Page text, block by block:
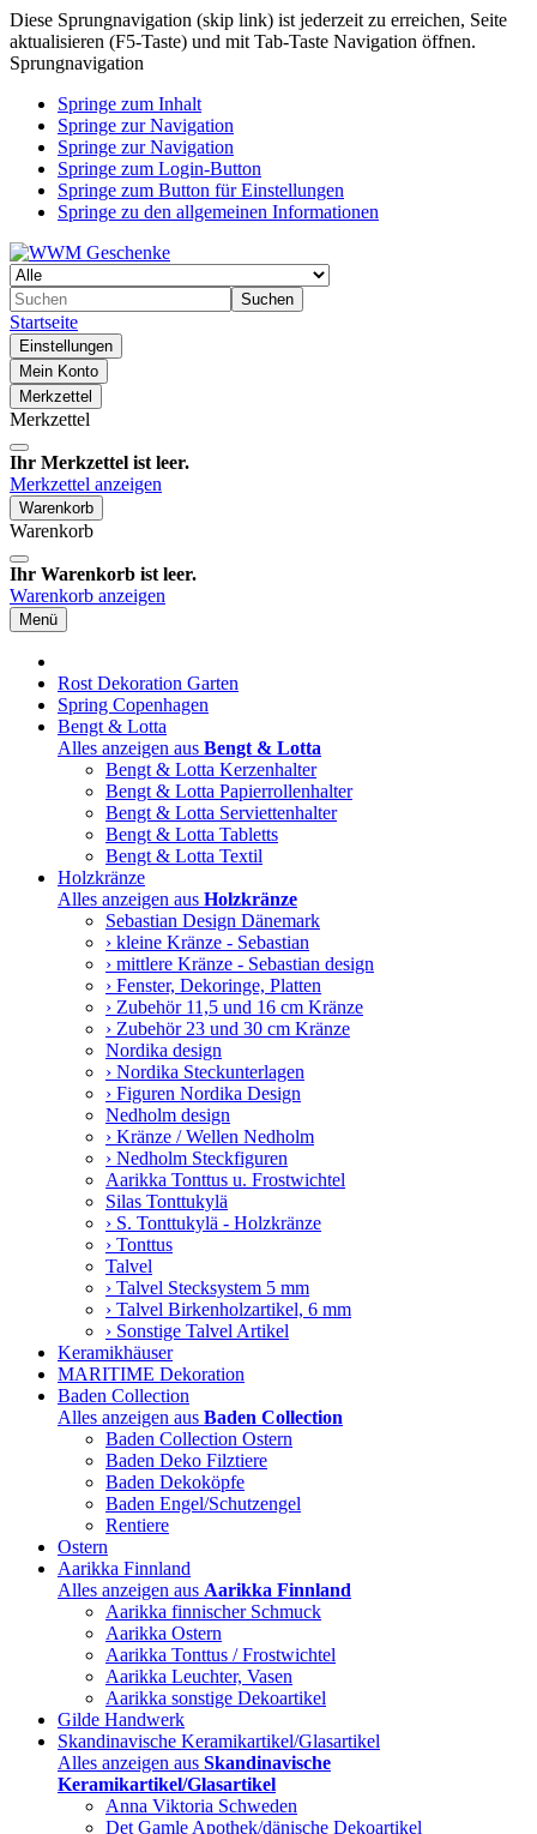
Diese Sprungnavigation (skip link) ist jederzeit zu erreichen, Seite
aktualisieren (F5-Taste) und mit Tab-Taste Navigation öffnen.
Sprungnavigation
Springe zum Inhalt
Springe zur Navigation
Springe zur Navigation
Springe zum Login-Button
Springe zum Button für Einstellungen
Springe zu den allgemeinen Informationen
Suchen
Startseite
Einstellungen
Mein Konto
Merkzettel
Merkzettel
Ihr Merkzettel ist leer.
Merkzettel anzeigen
Warenkorb
Warenkorb
Ihr Warenkorb ist leer.
Warenkorb anzeigen
Menü
Rost Dekoration Garten
Spring Copenhagen
Bengt & Lotta
Alles anzeigen aus Bengt & Lotta
Bengt & Lotta Kerzenhalter
Bengt & Lotta Papierrollenhalter
Bengt & Lotta Serviettenhalter
Bengt & Lotta Tabletts
Bengt & Lotta Textil
Holzkränze
Alles anzeigen aus Holzkränze
Sebastian Design Dänemark
› kleine Kränze - Sebastian
› mittlere Kränze - Sebastian design
› Fenster, Dekoringe, Platten
› Zubehör 11,5 und 16 cm Kränze
› Zubehör 23 und 30 cm Kränze
Nordika design
› Nordika Steckunterlagen
› Figuren Nordika Design
Nedholm design
› Kränze / Wellen Nedholm
› Nedholm Steckfiguren
Aarikka Tonttus u. Frostwichtel
Silas Tonttukylä
› S. Tonttukylä - Holzkränze
› Tonttus
Talvel
› Talvel Stecksystem 5 mm
› Talvel Birkenholzartikel, 6 mm
› Sonstige Talvel Artikel
Keramikhäuser
MARITIME Dekoration
Baden Collection
Alles anzeigen aus Baden Collection
Baden Collection Ostern
Baden Deko Filztiere
Baden Dekoköpfe
Baden Engel/Schutzengel
Rentiere
Ostern
Aarikka Finnland
Alles anzeigen aus Aarikka Finnland
Aarikka finnischer Schmuck
Aarikka Ostern
Aarikka Tonttus / Frostwichtel
Aarikka Leuchter, Vasen
Aarikka sonstige Dekoartikel
Gilde Handwerk
Skandinavische Keramikartikel/Glasartikel
Alles anzeigen aus Skandinavische
Keramikartikel/Glasartikel
Anna Viktoria Schweden
Det Gamle Apothek/dänische Dekoartikel